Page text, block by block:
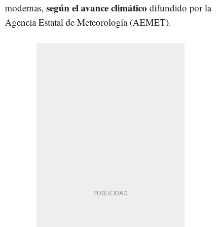
modernas, según el avance climático difundido por la
Agencia Estatal de Meteorología (AEMET).